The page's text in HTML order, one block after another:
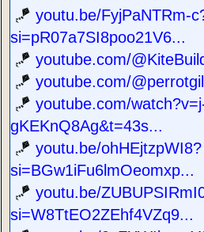
🪁youtu.be/FyjPaNTRm-
si=pR07a7SI8poo21V6...
🪁youtube.com/
🪁youtube.com/
🪁youtube.com/
gKEKnQ8Ag&t=43s...
🪁youtu.be/ohHEjtzpWI8?
si=BGw1iFu6lmOeomxp...
🪁youtu.be/
si=W8TtEO2ZEhf4VZq9...